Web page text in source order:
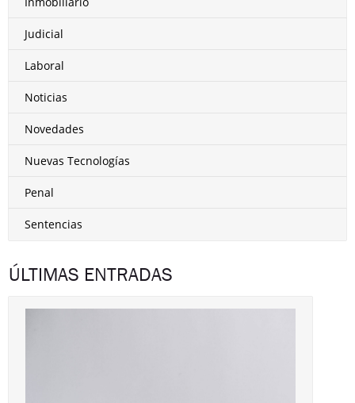
Judicial
Laboral
Noticias
Novedades
Nuevas Tecnologías
Penal
Sentencias
ÚLTIMAS ENTRADAS